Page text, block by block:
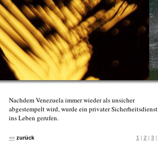
Nachdem Venezuela immer wieder als unsicher
abgestempelt wird, wurde ein privater Sicherheitsdienst
ins Leben gerufen.
<<zurück 1 | 2 | 3 |